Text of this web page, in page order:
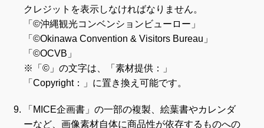
クレジットを表示しなければなりません。
「©沖縄観光コンベンションビューロー」
「©Okinawa Convention & Visitors Bureau」
「©OCVB」
※「©」の文字は、「素材提供：」
「Copyright：」に置き換え可能です。
「MICE企画書」の一部の複製、絵葉書やカレンダ
ーなど、画像素材自体に商品性が依存するものへの